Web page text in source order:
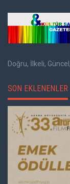
Doğru, İlkeli,
SON EKLENENLER